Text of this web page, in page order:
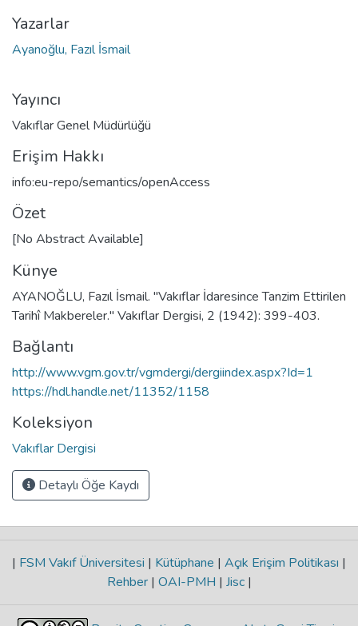
Yazarlar
Ayanoğlu, Fazıl İsmail
Yayıncı
Vakıflar Genel Müdürlüğü
Erişim Hakkı
info:eu-repo/semantics/openAccess
Özet
[No Abstract Available]
Künye
AYANOĞLU, Fazıl İsmail. "Vakıflar İdaresince Tanzim Ettirilen
Tarihî Makbereler." Vakıflar Dergisi, 2 (1942): 399-403.
Bağlantı
http://www.vgm.gov.tr/vgmdergi/dergiindex.aspx?Id=1
https://hdl.handle.net/11352/1158
Koleksiyon
Vakıflar Dergisi
Detaylı Öğe Kaydı
| FSM Vakıf Üniversitesi | Kütüphane | Açık Erişim Politikası |
Rehber | OAI-PMH | Jisc |